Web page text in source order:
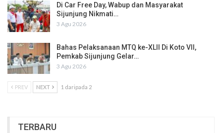
Di Car Free Day, Wabup dan Masyarakat
Sijunjung Nikmati…
3 Agu 2026
Bahas Pelaksanaan MTQ ke-XLII Di Koto VII,
Pemkab Sijunjung Gelar…
3 Agu 2026
PREV NEXT 1 daripada 2
TERBARU